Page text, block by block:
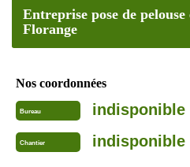
Entreprise pose de
Florange
Nos coordonnées
Bureau indisponible
Chantier indisponible